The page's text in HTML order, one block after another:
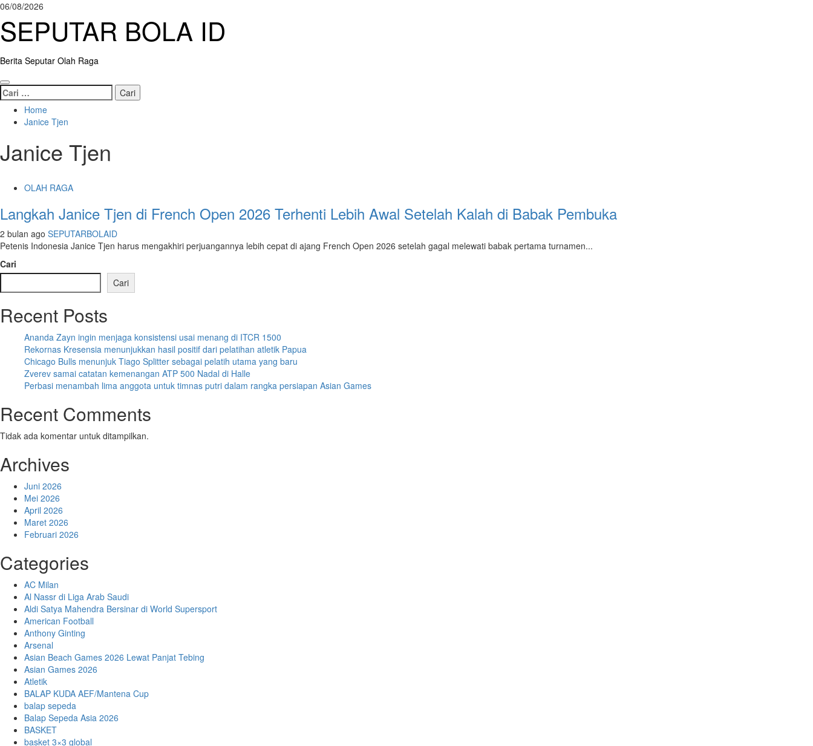
Skip
content
06/08/2026
SEPUTAR BOLA ID
Berita Seputar Olah Raga
Primary
Menu
Cari
untuk:
Home
Janice Tjen
Janice Tjen
OLAH RAGA
Langkah Janice Tjen di French Open 2026 Terhenti Lebih Awal Setelah Kalah di Babak Pembuka
2 bulan ago SEPUTARBOLAID
Petenis Indonesia Janice Tjen harus mengakhiri perjuangannya lebih cepat di ajang French Open 2026 setelah gagal melewati babak pertama turnamen...
Cari
Cari
Recent Posts
Ananda Zayn ingin menjaga konsistensi usai menang di ITCR 1500
Rekornas Kresensia menunjukkan hasil positif dari pelatihan atletik Papua
Chicago Bulls menunjuk Tiago Splitter sebagai pelatih utama yang baru
Zverev samai catatan kemenangan ATP 500 Nadal di Halle
Perbasi menambah lima anggota untuk timnas putri dalam rangka persiapan Asian Games
Recent Comments
Tidak ada komentar untuk ditampilkan.
Archives
Juni 2026
Mei 2026
April 2026
Maret 2026
Februari 2026
Categories
AC Milan
Al Nassr di Liga Arab Saudi
Aldi Satya Mahendra Bersinar di World Supersport
American Football
Anthony Ginting
Arsenal
Asian Beach Games 2026 Lewat Panjat Tebing
Asian Games 2026
Atletik
BALAP KUDA AEF/Mantena Cup
balap sepeda
Balap Sepeda Asia 2026
BASKET
basket 3×3 global